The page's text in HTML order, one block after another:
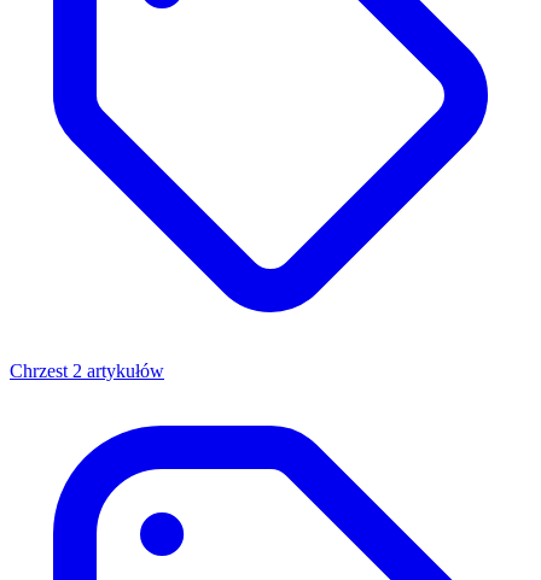
Chrzest 2 artykułów